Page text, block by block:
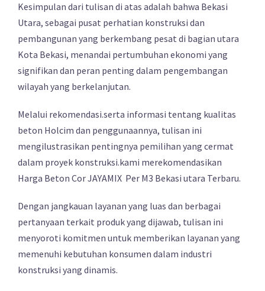
Kesimpulan dari tulisan di atas adalah bahwa Bekasi
Utara, sebagai pusat perhatian konstruksi dan
pembangunan yang berkembang pesat di bagian utara
Kota Bekasi, menandai pertumbuhan ekonomi yang
signifikan dan peran penting dalam pengembangan
wilayah yang berkelanjutan.
Melalui rekomendasi.serta informasi tentang kualitas
beton Holcim dan penggunaannya, tulisan ini
mengilustrasikan pentingnya pemilihan yang cermat
dalam proyek konstruksi.kami merekomendasikan
Harga Beton Cor JAYAMIX Per M3 Bekasi utara Terbaru.
Dengan jangkauan layanan yang luas dan berbagai
pertanyaan terkait produk yang dijawab, tulisan ini
menyoroti komitmen untuk memberikan layanan yang
memenuhi kebutuhan konsumen dalam industri
konstruksi yang dinamis.